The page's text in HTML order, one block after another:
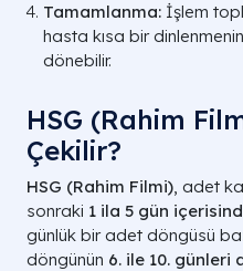
Tamamlanma: İşlem
hasta kısa bir
dönebilir.
HSG (Rahim
Çekilir?
HSG (Rahim Filmi), adet
sonraki 1 ila 5 gün
günlük bir adet döngüsü
döngünün 6. ile 10. günleri